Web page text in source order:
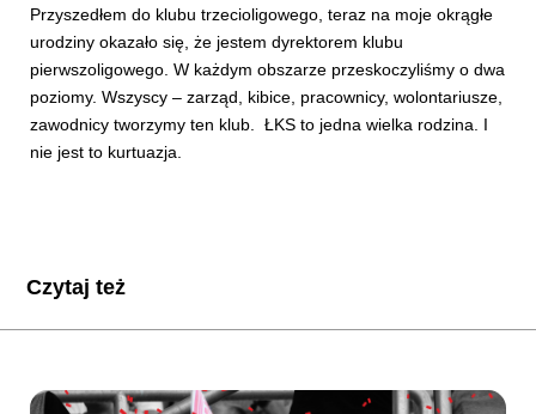
Przyszedłem do klubu trzecioligowego, teraz na moje okrągłe
urodziny okazało się, że jestem dyrektorem klubu
pierwszoligowego. W każdym obszarze przeskoczyliśmy o dwa
poziomy. Wszyscy – zarząd, kibice, pracownicy, wolontariusze,
zawodnicy tworzymy ten klub. ŁKS to jedna wielka rodzina. I
nie jest to kurtuazja.
Czytaj też